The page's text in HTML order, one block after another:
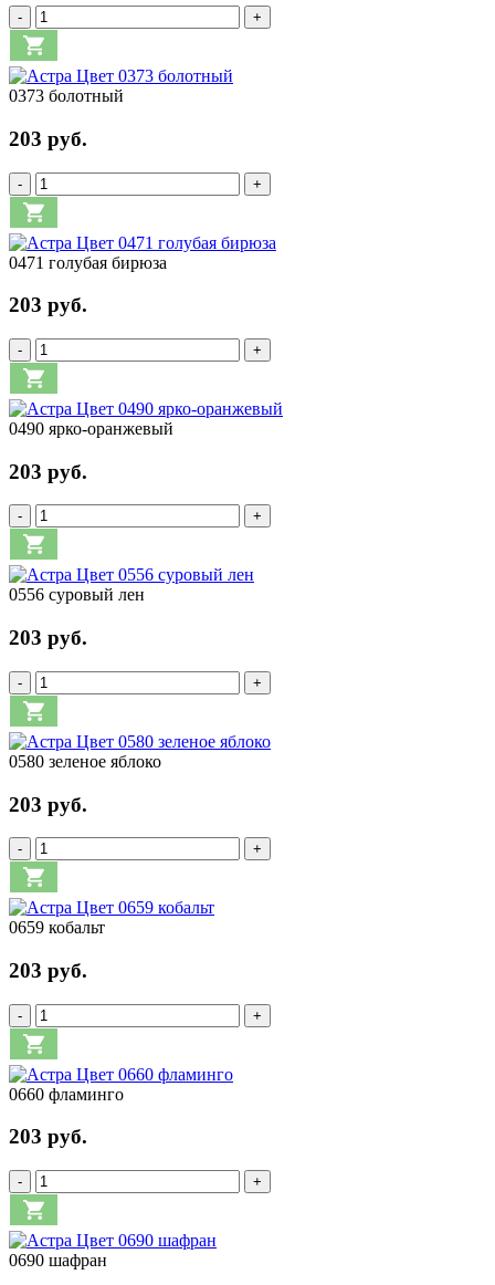
- +
0373 болотный
203 руб.
- +
0471 голубая бирюза
203 руб.
- +
0490 ярко-оранжевый
203 руб.
- +
0556 суровый лен
203 руб.
- +
0580 зеленое яблоко
203 руб.
- +
0659 кобальт
203 руб.
- +
0660 фламинго
203 руб.
- +
0690 шафран